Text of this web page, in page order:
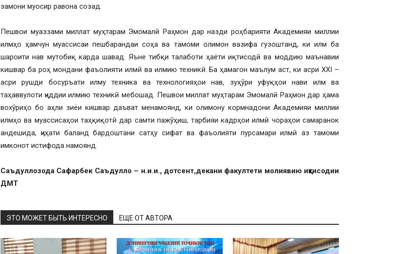
замони муосир равона созад.
Пешвои муаззами миллат муҳтарам Эмомалӣ Раҳмон дар назди роҳбарияти Академияи миллии
илмҳо ҳамчун муассисаи пешбарандаи соҳа ва тамоми олимон вазифа гузоштанд, ки илм ба
шароити нав мутобиқ карда шавад. Яъне тибқи талаботи ҳаёти иқтисодӣ ва моддию маънавии
кишвар ба роҳ мондани фаъолияти илмӣ ва илмию техникӣ. Ба ҳамагон маълум аст, ки асри ХХI –
асри рушди босуръати илму техника ва технологияҳои нав, зуҳӯри уфуқҳои нави илм ва
таҳаввулоти ҷиддии илмию техникӣ мебошад. Пешвои миллат муҳтарам Эмомалӣ Раҳмон дар ҳама
вохӯриҳо бо аҳли зиёи кишвар даъват менамоянд, ки олимону кормнадони Академияи миллии
илмҳо ва муассисаҳои таҳқиқотӣ дар самти пажӯҳиш, тарбияи кадрҳои илмӣ чораҳои самаранок
андешида, ҷиҳати баланд бардоштани сатҳу сифат ва фаъолияти пурсамари илмӣ аз тамоми
имконот истифода намоянд.
Саъдуллозода Сафарбек Саъдулло – н.и.и., дотсент,декани факултети молиявию иқтисодии
ДМТ
ЭТО МОЖЕТ БЫТЬ ИНТЕРЕСНО ЕЩЕ ОТ АВТОРА